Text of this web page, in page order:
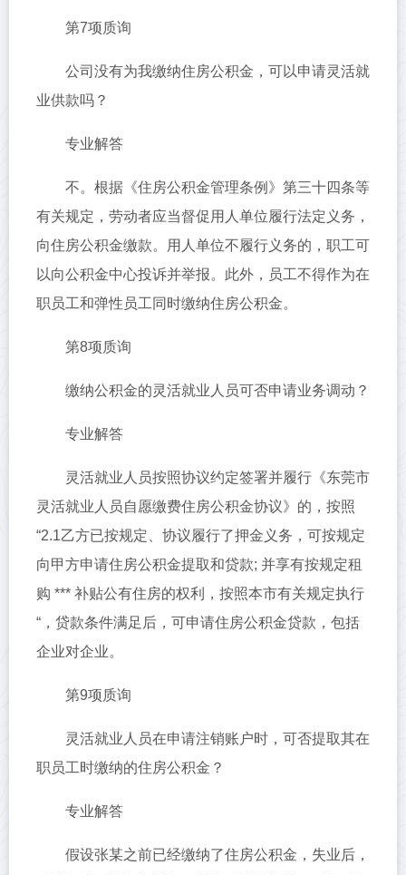
第7项质询
公司没有为我缴纳住房公积金，可以申请灵活就
业供款吗？
专业解答
不。根据《住房公积金管理条例》第三十四条等
有关规定，劳动者应当督促用人单位履行法定义务，
向住房公积金缴款。用人单位不履行义务的，职工可
以向公积金中心投诉并举报。此外，员工不得作为在
职员工和弹性员工同时缴纳住房公积金。
第8项质询
缴纳公积金的灵活就业人员可否申请业务调动？
专业解答
灵活就业人员按照协议约定签署并履行《东莞市
灵活就业人员自愿缴费住房公积金协议》的，按照
“2.1乙方已按规定、协议履行了押金义务，可按规定
向甲方申请住房公积金提取和贷款; 并享有按规定租
购 *** 补贴公有住房的权利，按照本市有关规定执行
“，贷款条件满足后，可申请住房公积金贷款，包括
企业对企业。
第9项质询
灵活就业人员在申请注销账户时，可否提取其在
职员工时缴纳的住房公积金？
专业解答
假设张某之前已经缴纳了住房公积金，失业后，